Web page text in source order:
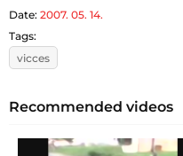
Date: 2007. 05. 14.
Tags:
vicces
Recommended videos